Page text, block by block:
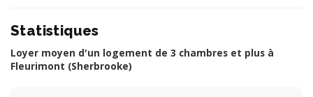
Statistiques
Loyer moyen d'un logement de 3 chambres et plus à
Fleurimont (Sherbrooke)